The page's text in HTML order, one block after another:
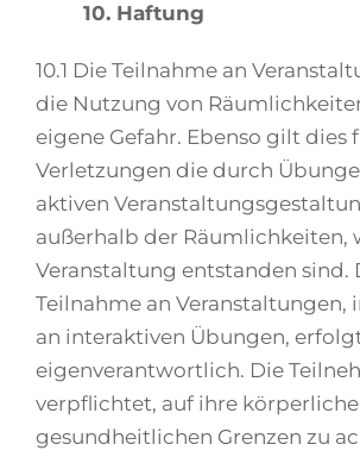
10. Haftung
10.1 Die Teilnahme an
die Nutzung von
eigene Gefahr. Ebenso gilt dies
Verletzungen die durch
aktiven
außerhalb der Räumlichkeiten,
Veranstaltung entstanden sind.
Teilnahme an Veranstaltungen,
an interaktiven Übungen,
eigenverantwortlich. Die
verpflichtet, auf ihre
gesundheitlichen Grenzen zu